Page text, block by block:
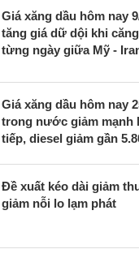
Giá xăng dầu hôm nay
tăng giá dữ dội khi
từng ngày giữa Mỹ -
Giá xăng dầu hôm nay
trong nước giảm mạnh
tiếp, diesel giảm gần
Đề xuất kéo dài giảm
giảm nỗi lo lạm phát